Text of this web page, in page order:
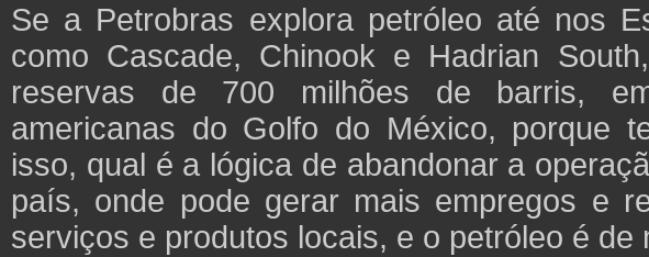
Se a Petrobras explora petróleo até nos
como Cascade, Chinook e Hadrian
reservas de 700 milhões de barris,
americanas do Golfo do México, porque
isso, qual é a lógica de abandonar a
país, onde pode gerar mais empregos e
serviços e produtos locais, e o petróleo é de